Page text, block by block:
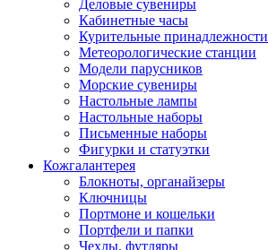
Деловые сувениры
Кабинетные часы
Курительные принадлежности
Метеорологические станции
Модели парусников
Морские сувениры
Настольные лампы
Настольные наборы
Письменные наборы
Фигурки и статуэтки
Кожгалантерея
Блокноты, органайзеры
Ключницы
Портмоне и кошельки
Портфели и папки
Чехлы, футляры